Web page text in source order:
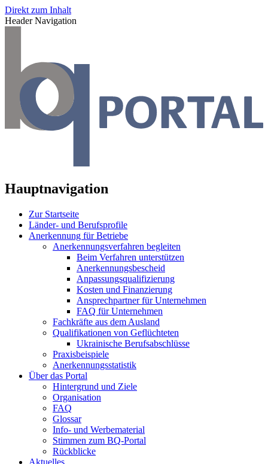
Direkt zum Inhalt
Header Navigation
Hauptnavigation
Zur Startseite
Länder- und Berufsprofile
Anerkennung für Betriebe
Anerkennungsverfahren begleiten
Beim Verfahren unterstützen
Anerkennungsbescheid
Anpassungsqualifizierung
Kosten und Finanzierung
Ansprechpartner für Unternehmen
FAQ für Unternehmen
Fachkräfte aus dem Ausland
Qualifikationen von Geflüchteten
Ukrainische Berufsabschlüsse
Praxisbeispiele
Anerkennungsstatistik
Über das Portal
Hintergrund und Ziele
Organisation
FAQ
Glossar
Info- und Werbematerial
Stimmen zum BQ-Portal
Rückblicke
Aktuelles